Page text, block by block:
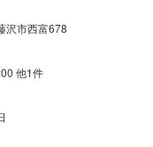
沢市西富678
他1件